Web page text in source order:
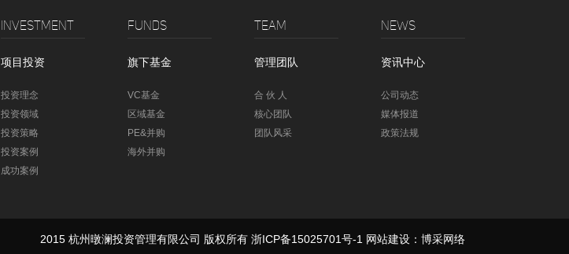
INVESTMENT
项目投资
投资理念
投资领域
投资策略
投资案例
成功案例
FUNDS
旗下基金
VC基金
区域基金
PE&并购
海外并购
TEAM
管理团队
合 伙 人
核心团队
团队风采
NEWS
资讯中心
公司动态
媒体报道
政策法规
2015 杭州暾澜投资管理有限公司 版权所有 浙ICP备15025701号-1 网站建设 ： 博采网络